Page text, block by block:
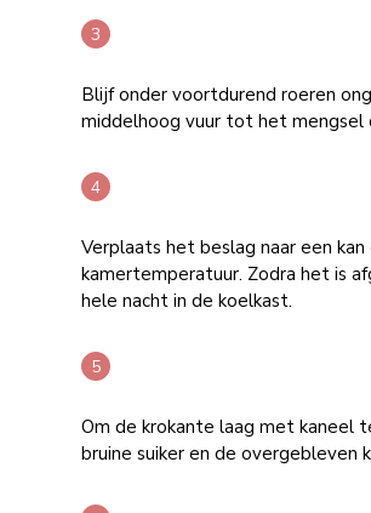
Blijf onder voortdurend roeren
middelhoog vuur tot het mengsel
Verplaats het beslag naar een
kamertemperatuur. Zodra het is
hele nacht in de koelkast.
Om de krokante laag met kaneel
bruine suiker en de overgebleven